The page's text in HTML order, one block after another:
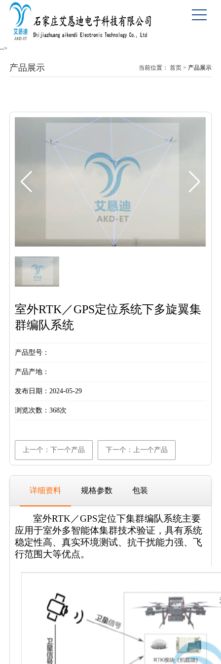
-->
产品展示 当前位置： 首页 > 产品展示
室外RTK／GPS定位系统下多旋翼集
群编队系统
产品型号：
产品产地：
发布日期：2024-05-29
浏览次数：368次
上一个：下一个产品 下一个：上一个产品
详细资料 规格参数 包装
室外RTK／GPS定位下集群编队系统主要
应用于室外多智能体集群技术验证，具有系统
稳定性高、真实环境测试、抗干扰能力强、飞
行范围大等优点。